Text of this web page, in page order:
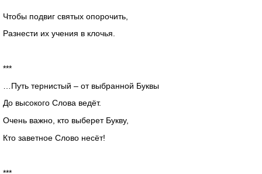
Чтобы подвиг святых опорочить,
Разнести их учения в клочья.
***
…Путь тернистый – от выбранной Буквы
До высокого Слова ведёт.
Очень важно, кто выберет Букву,
Кто заветное Слово несёт!